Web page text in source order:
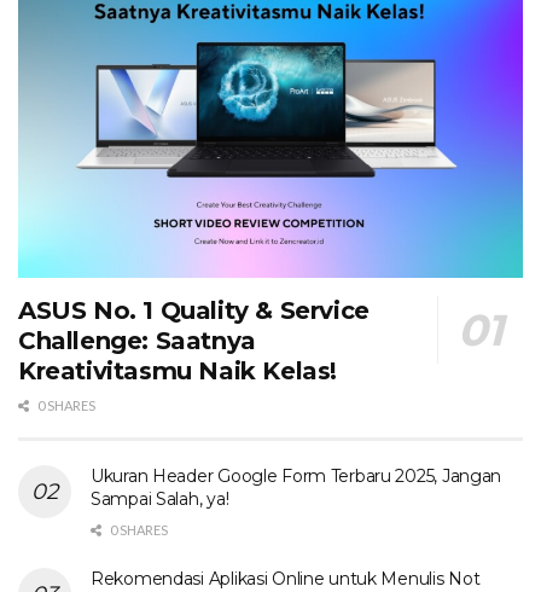
ASUS No. 1 Quality & Service
Challenge: Saatnya
Kreativitasmu Naik Kelas!
0 SHARES
Ukuran Header Google Form Terbaru 2025, Jangan
Sampai Salah, ya!
0 SHARES
Rekomendasi Aplikasi Online untuk Menulis Not